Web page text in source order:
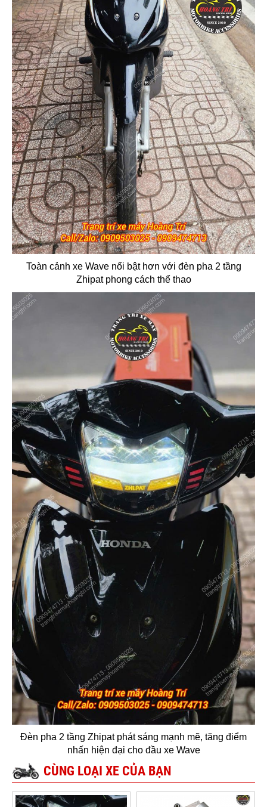
Toàn cảnh xe Wave nổi bật hơn với đèn pha 2 tầng
Zhipat phong cách thể thao
Đèn pha 2 tầng Zhipat phát sáng mạnh mẽ, tăng điểm
nhấn hiện đại cho đầu xe Wave
CÙNG LOẠI XE CỦA BẠN